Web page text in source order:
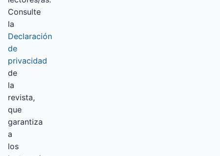
Consulte
la
Declaración
de
privacidad
de
la
revista,
que
garantiza
a
los